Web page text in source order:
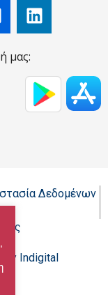
μας:
Δεδομένων
by Indigital